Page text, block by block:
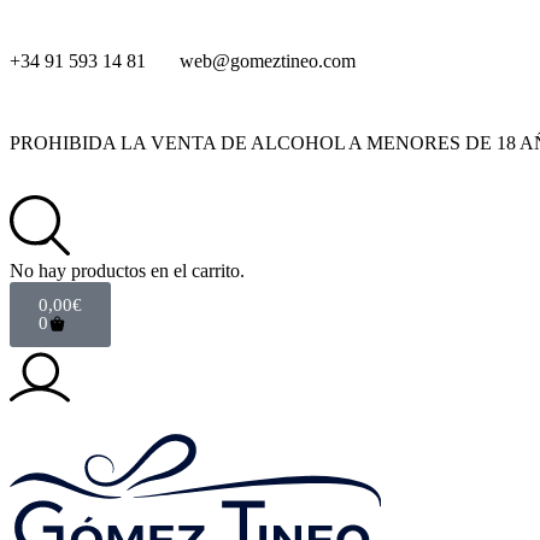
+34 91 593 14 81 web@gomeztineo.com
PROHIBIDA LA VENTA DE ALCOHOL A MENORES DE 18
No hay productos en el carrito.
0,00€
0